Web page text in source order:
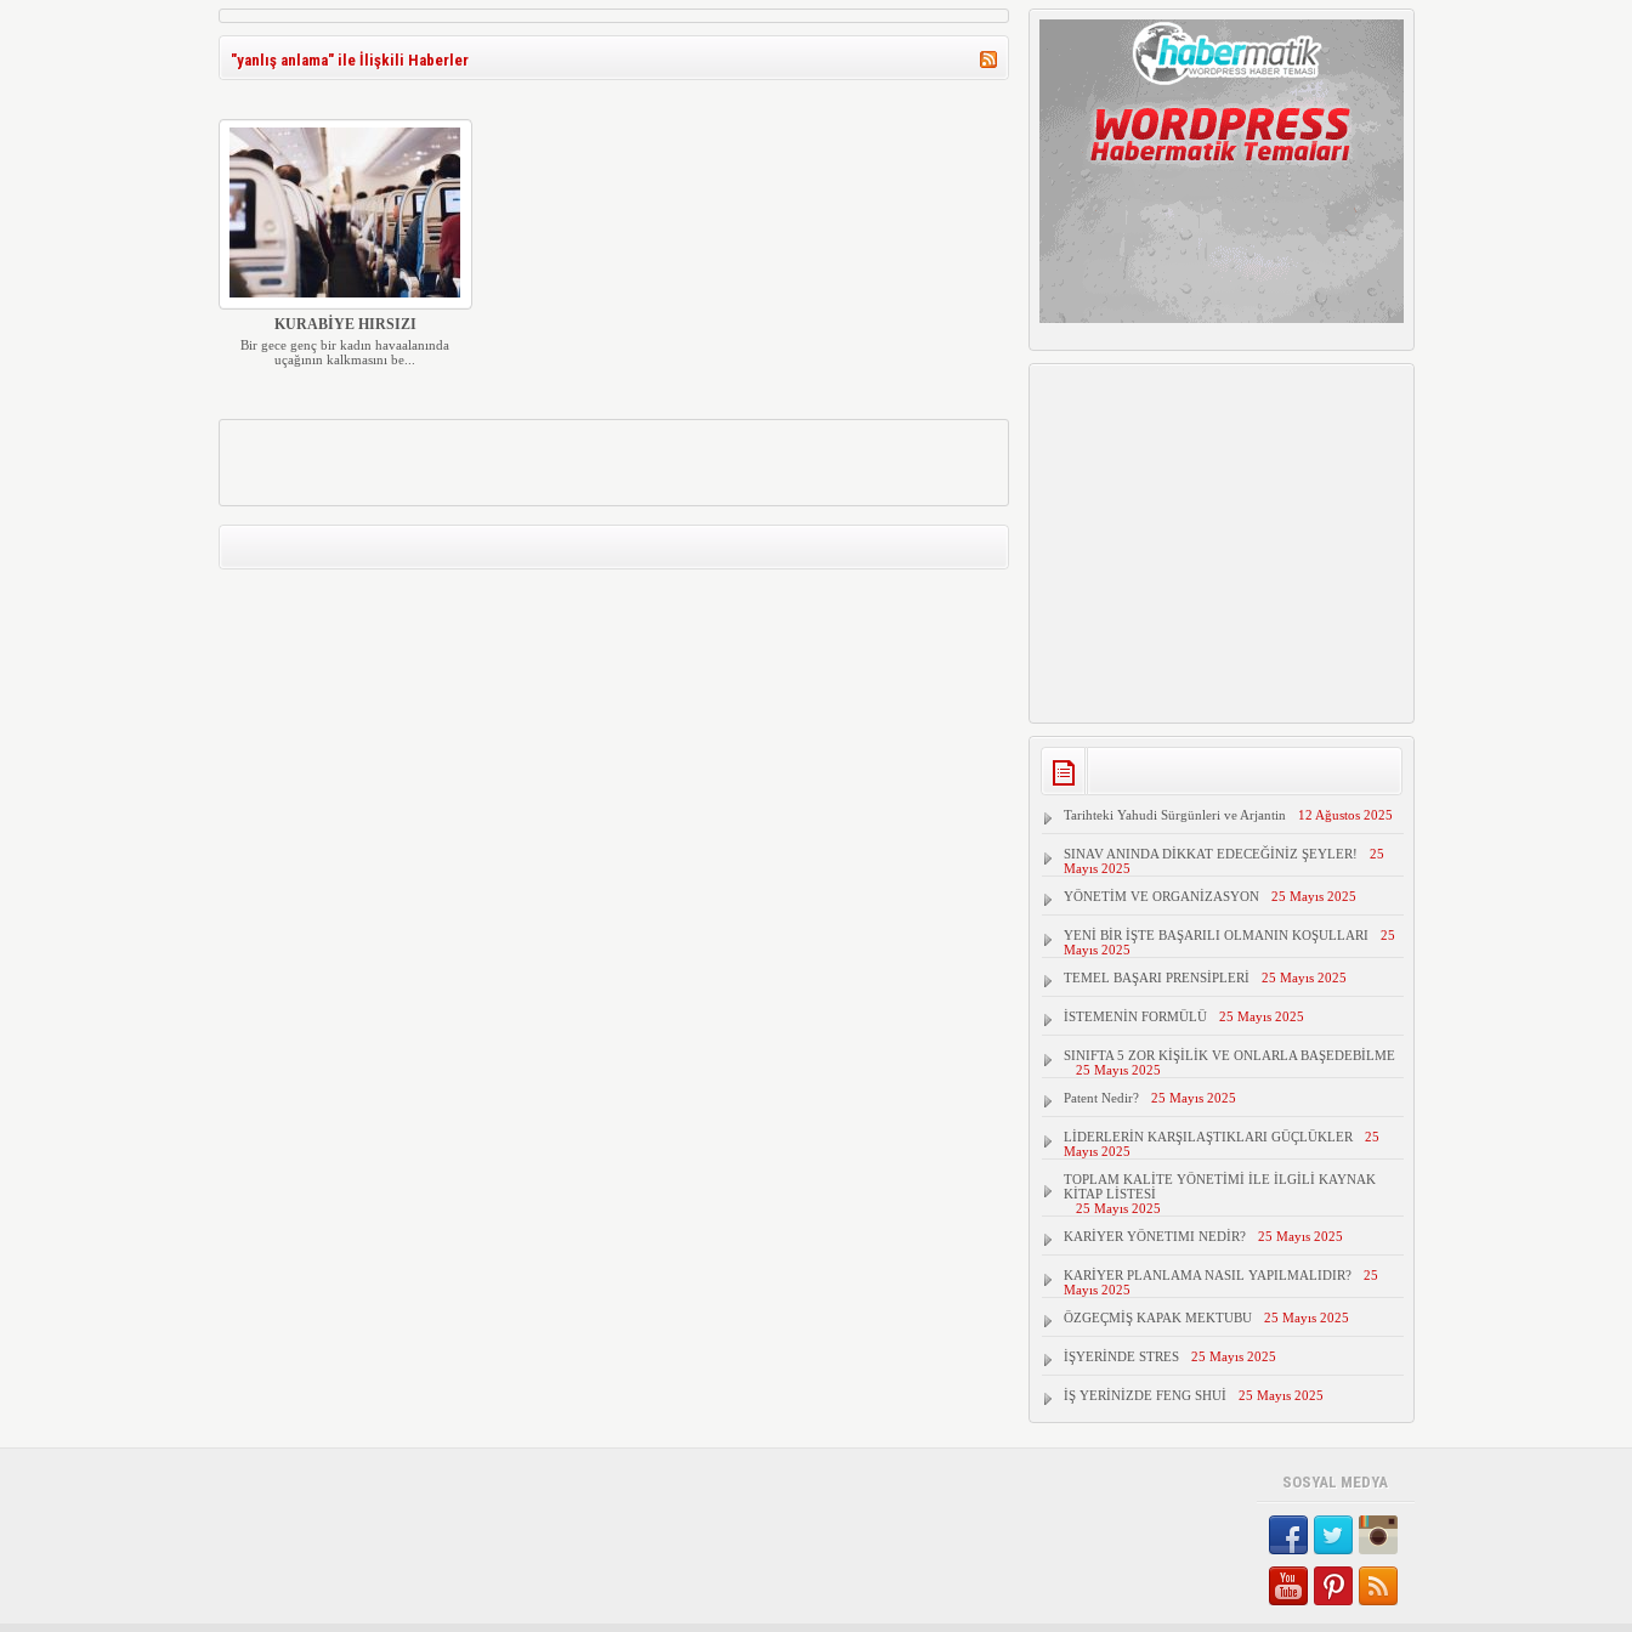
"yanlış anlama" ile İlişkili Haberler
KURABİYE HIRSIZI
Bir gece genç bir kadın havaalanında
uçağının kalkmasını be...
Tarihteki Yahudi Sürgünleri ve Arjantin 12 Ağustos 2025
SINAV ANINDA DİKKAT EDECEĞİNİZ ŞEYLER!
25
Mayıs 2025
YÖNETİM VE ORGANİZASYON
25 Mayıs 2025
YENİ BİR İŞTE BAŞARILI OLMANIN KOŞULLARI
25
Mayıs 2025
TEMEL BAŞARI PRENSİPLERİ
25 Mayıs 2025
İSTEMENİN FORMÜLÜ 25 Mayıs 2025
SINIFTA 5 ZOR KİŞİLİK VE ONLARLA BAŞEDEBİLME
25 Mayıs 2025
Patent Nedir?
25 Mayıs 2025
LİDERLERİN KARŞILAŞTIKLARI GÜÇLÜKLER
25
Mayıs 2025
TOPLAM KALİTE YÖNETİMİ İLE İLGİLİ KAYNAK
KİTAP LİSTESİ
25 Mayıs 2025
KARİYER YÖNETIMI NEDİR?
25 Mayıs 2025
KARİYER PLANLAMA NASIL YAPILMALIDIR?
25
Mayıs 2025
ÖZGEÇMİŞ KAPAK MEKTUBU
25 Mayıs 2025
İŞYERİNDE STRES 25 Mayıs 2025
İŞ YERİNİZDE FENG SHUİ 25 Mayıs 2025
SOSYAL MEDYA